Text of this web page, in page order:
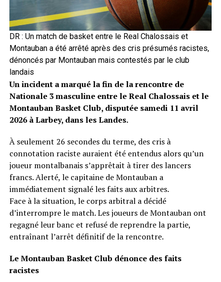
DR : Un match de basket entre le Real Chalossais et
Montauban a été arrêté après des cris présumés racistes,
dénoncés par Montauban mais contestés par le club
landais
Un incident a marqué la fin de la rencontre de
Nationale 3 masculine entre le Real Chalossais et le
Montauban Basket Club, disputée samedi 11 avril
2026 à Larbey, dans les Landes.
À seulement 26 secondes du terme, des cris à
connotation raciste auraient été entendus alors qu’un
joueur montalbanais s’apprêtait à tirer des lancers
francs. Alerté, le capitaine de Montauban a
immédiatement signalé les faits aux arbitres.
Face à la situation, le corps arbitral a décidé
d’interrompre le match. Les joueurs de Montauban ont
regagné leur banc et refusé de reprendre la partie,
entraînant l’arrêt définitif de la rencontre.
Le Montauban Basket Club dénonce des faits
racistes